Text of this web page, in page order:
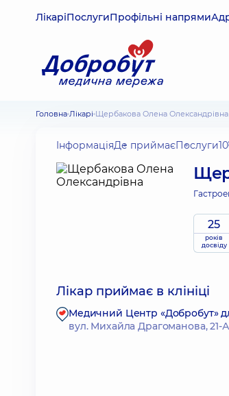
ЛікаріПослугиПрофільні напрями
Головна Лікарі Щербакова Олена Олександрівна
ІнформаціяДе приймаєПослуги
25
років
досвіду
Лікар приймає в клініці
Медичний Центр «Добробут»
вул. Михайла Драгоманова, 21-